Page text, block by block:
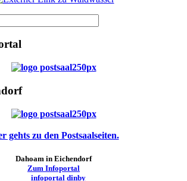
gehts zu den Postsaalseiten.
Dahoam in Eichendorf
Zum Infoportal